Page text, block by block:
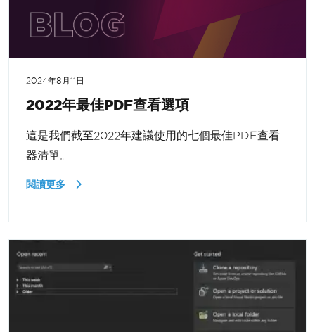
2024年8月11日
2022年最佳PDF查看選項
這是我們截至2022年建議使用的七個最佳PDF查看
器清單。
閱讀更多